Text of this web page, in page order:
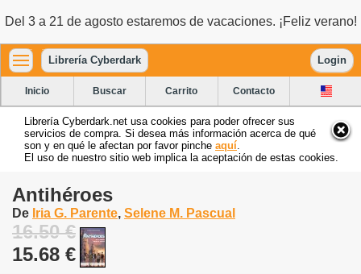
Del 3 a 21 de agosto estaremos de vacaciones. ¡Feliz verano!
Librería Cyberdark Login
Inicio Buscar Carrito Contacto
Librería Cyberdark.net usa cookies para poder ofrecer sus
servicios de compra. Si desea más información acerca de qué
son y en qué le afectan por favor pinche aquí
El uso de nuestro sitio web implica la aceptación de estas cookies.
Antihéroes
De Iria G. Parente, Selene M. Pascual
16.50 €
15.68 €